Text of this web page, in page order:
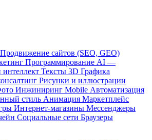
Продвижение сайтов (SEO, GEO)
Программирование AI —
Тексты 3D Графика
Рисунки и иллюстрации
Инжиниринг Mobile Автоматизация
стиль Анимация Маркетплейс
Интернет-магазины Мессенджеры
Социальные сети Браузеры